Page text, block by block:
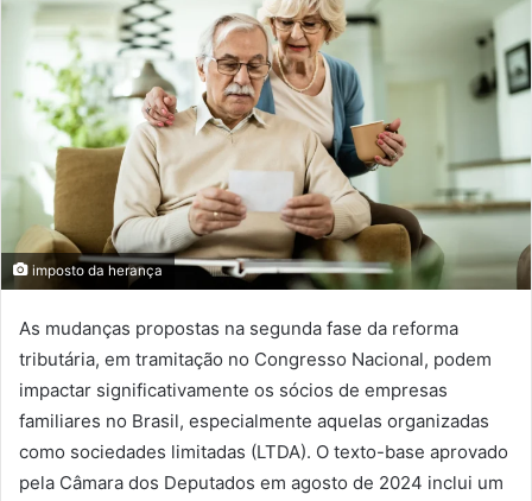
imposto da herança
As mudanças propostas na segunda fase da reforma
tributária, em tramitação no Congresso Nacional, podem
impactar significativamente os sócios de empresas
familiares no Brasil, especialmente aquelas organizadas
como sociedades limitadas (LTDA). O texto-base aprovado
pela Câmara dos Deputados em agosto de 2024 inclui um